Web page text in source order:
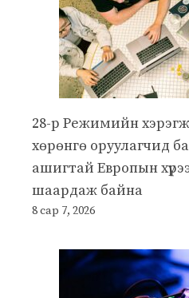
28-р Режимийн
хөрөнгө оруулагчид
ашигтай Европын
шаардаж байна
8 сар 7, 2026